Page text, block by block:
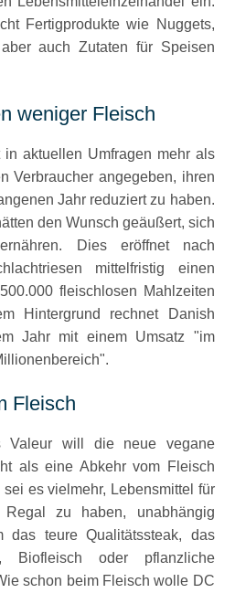
Fertigprodukte wie Nuggets,
auch Zutaten für Speisen
weniger Fleisch
aktuellen Umfragen mehr als
Verbraucher angegeben, ihren
Jahr reduziert zu haben.
den Wunsch geäußert, sich
Dies eröffnet nach
mittelfristig einen
fleischlosen Mahlzeiten
Hintergrund rechnet Danish
Jahr mit einem Umsatz
im
.
Fleisch
Valeur will die neue vegane
als eine Abkehr vom Fleisch
es vielmehr, Lebensmittel für
zu haben, unabhängig
teure Qualitätssteak, das
Biofleisch oder pflanzliche
schon beim Fleisch wolle DC